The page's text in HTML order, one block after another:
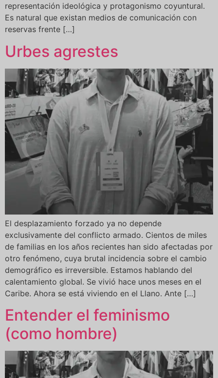
representación ideológica y protagonismo coyuntural.
Es natural que existan medios de comunicación con
reservas frente […]
Urbes agrestes
El desplazamiento forzado ya no depende
exclusivamente del conflicto armado. Cientos de miles
de familias en los años recientes han sido afectadas por
otro fenómeno, cuya brutal incidencia sobre el cambio
demográfico es irreversible. Estamos hablando del
calentamiento global. Se vivió hace unos meses en el
Caribe. Ahora se está viviendo en el Llano. Ante […]
Entender el feminismo
(como hombre)